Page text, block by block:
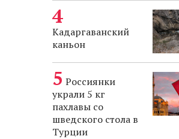
Кадаргаванский
каньон
Россиянки
украли 5 кг
пахлавы со
шведского стола в
Турции